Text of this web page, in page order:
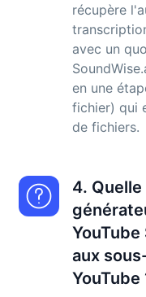
récupère
avec un
en une
fichier) qui
de fichiers.
4.
aux
YouTube